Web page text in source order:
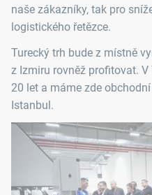
naše zákazníky, tak pro
logistického řetězce.
Turecký trh bude z místně
z Izmiru rovněž profitovat.
20 let a máme zde
Istanbul.